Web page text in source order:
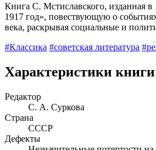
Книга С. Мстиславского, изданная
1917 год», повествующую о
века, раскрывая социальные и
#Классика #советская литература
Характеристики книги
Редактор
С. А. Суркова
Страна
СССР
Дефекты